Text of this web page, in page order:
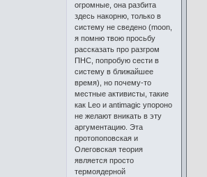
огромные, она разбита
здесь накорню, только в
систему не сведено (moon,
я помню твою просьбу
рассказать про разгром
ПНС, попробую сести в
систему в ближайшее
время), но почему-то
местные активисты, такие
как Leo и antimagic упороно
не желают вникать в эту
аргументацию. Эта
протопоповская и
Олеговская теория
является просто
термоядерной